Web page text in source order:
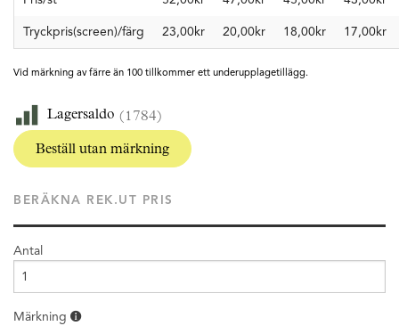
Tryckpris(screen)/färg 23,00kr 20,00kr 18,00kr 17,00kr
Vid märkning av färre än 100 tillkommer ett underupplagetillägg.
Lagersaldo (1784)
Beställ utan märkning
BERÄKNA REK.UT PRIS
Antal
Märkning